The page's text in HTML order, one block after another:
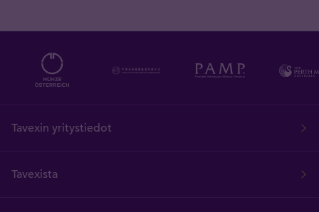
Tavexin yritystiedot
Tavexista